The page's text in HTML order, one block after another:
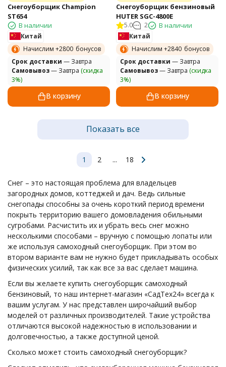
Снегоуборщик Champion
ST654
В наличии
Китай
Начислим +2800 бонусов
Cрок доставки — Завтра
Самовывоз— Завтра (скидка
3%)
В корзину
Снегоуборщик бензиновый
HUTER SGC-4800E
5.0 2 В наличии
Китай
Начислим +2840 бонусов
Cрок доставки — Завтра
Самовывоз— Завтра (скидка
3%)
В корзину
Показать все
1 2 ... 18
Снег – это настоящая проблема для владельцев
загородных домов, коттеджей и дач. Ведь сильные
снегопады способны за очень короткий период времени
покрыть территорию вашего домовладения обильными
сугробами. Расчистить их и убрать весь снег можно
несколькими способами – вручную с помощью лопаты или
же используя самоходный снегоуборщик. При этом во
втором варианте вам не нужно будет прикладывать особых
физических усилий, так как все за вас сделает машина.
Если вы желаете купить снегоуборщик самоходный
бензиновый, то наш интернет-магазин «СадТех24» всегда к
вашим услугам. У нас представлен широчайший выбор
моделей от различных производителей. Такие устройства
отличаются высокой надежностью в использовании и
долговечностью, а также доступной ценой.
Сколько может стоить самоходный снегоуборщик?